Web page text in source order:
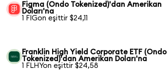
Figma (Ondo Tokenized)'dan Amerikan
Doları'na
1 FIGon eşittir $24,11
Franklin High Yield Corporate ETF (Ondo
Tokenized)'dan Amerikan Doları'na
1 FLHYon eşittir $24,58